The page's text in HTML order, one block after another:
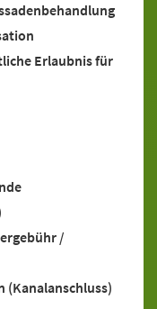
Erlaubnis für
/
(Kanalanschluss)